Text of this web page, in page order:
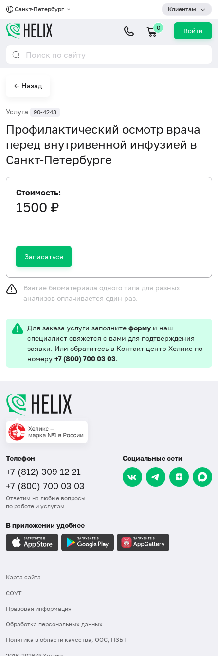
Санкт-Петербург Клиентам
0 Войти
← Назад
Услуга 90-4243
Профилактический осмотр врача
перед внутривенной инфузией в
Санкт-Петербурге
Стоимость:
1500 ₽
Записаться
Взятие биоматериала одного типа для разных
анализов оплачивается один раз.
Для заказа услуги заполните форму и наш
специалист свяжется с вами для подтверждения
заявки. Или обратитесь в Контакт-центр Хеликс по
номеру +7 (800) 700 03 03.
Телефон
+7 (812) 309 12 21
+7 (800) 700 03 03
Ответим на любые вопросы
по работе и услугам
Социальные сети
В приложении удобнее
Карта сайта
СОУТ
Правовая информация
Обработка персональных данных
Политика в области качества, ООС, ПЗБТ